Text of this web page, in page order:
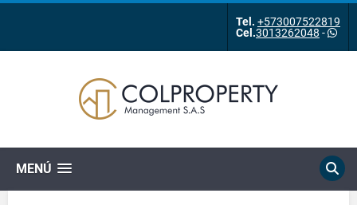
Tel. +573007522819
Cel.3013262048 -
MENÚ